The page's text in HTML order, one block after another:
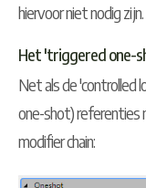
hiervoor niet nodig zijn.
Het 'triggered one-
Net als de 'controlled
one-shot) referenties
modifier chain: